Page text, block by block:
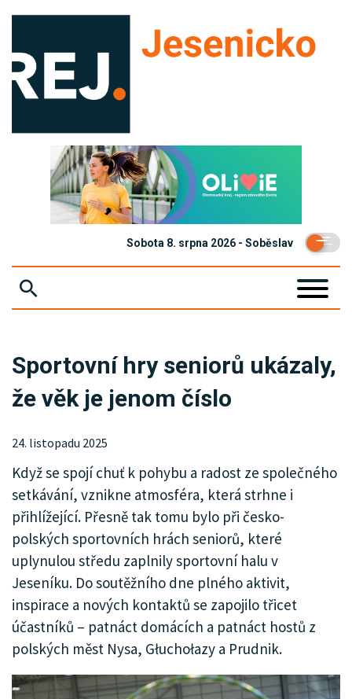
Sobota 8. srpna 2026 - Soběslav
KRIMI
SPORT
KULTURA
SPOLEČNOST
MENU
INZERCE
Sportovní hry seniorů ukázaly,
že věk je jenom číslo
24. listopadu 2025
Když se spojí chuť k pohybu a radost ze společného
setkávání, vznikne atmosféra, která strhne i
přihlížející. Přesně tak tomu bylo při česko-
polských sportovních hrách seniorů, které
uplynulou středu zaplnily sportovní halu v
Jeseníku. Do soutěžního dne plného aktivit,
inspirace a nových kontaktů se zapojilo třicet
účastníků – patnáct domácích a patnáct hostů z
polských měst Nysa, Głuchołazy a Prudnik.